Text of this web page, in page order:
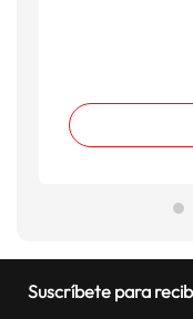
Suscríbete para